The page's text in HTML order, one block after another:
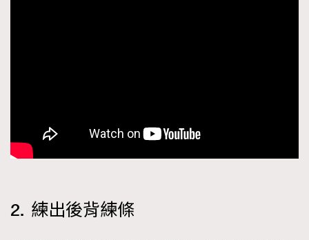
2. 練出後背練條